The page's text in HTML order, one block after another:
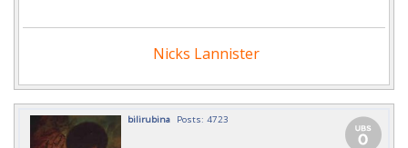
Nicks Lannister
bilirubina Posts: 4723